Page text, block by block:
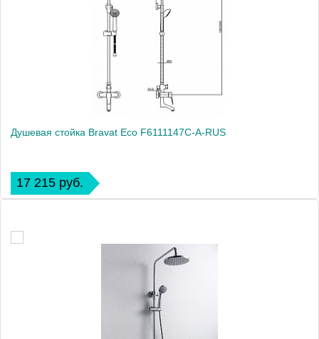
Душевая стойка Bravat Eco F6111147C-A-RUS
17 215 руб.